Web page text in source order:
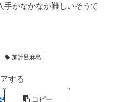
手がなかなか難しいそうで
加計呂麻島
する
コピー